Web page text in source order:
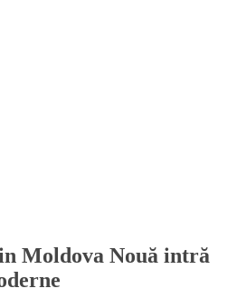
Moldova Nouă intră